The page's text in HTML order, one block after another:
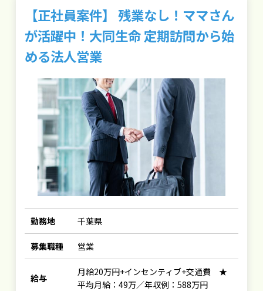
【正社員案件】 残業なし！ママさん
が活躍中！大同生命 定期訪問から始
める法人営業
勤務地 千葉県
募集職種 営業
給与
月給20万円+インセンティブ+交通費 ★
平均月給：49万／年収例：588万円